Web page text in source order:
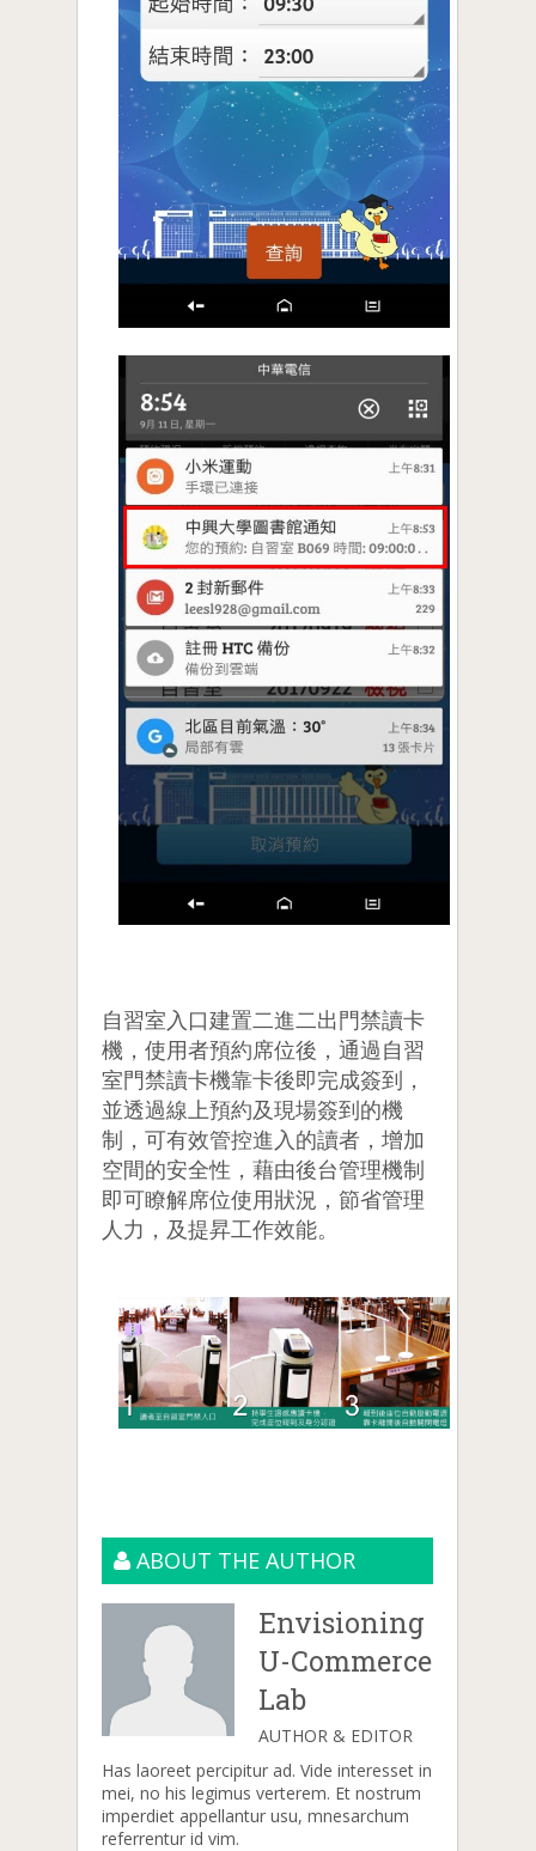
自習室入口建置二進二出門禁讀卡
機，使用者預約席位後，通過自習
室門禁讀卡機靠卡後即完成簽到，
並透過線上預約及現場簽到的機
制，可有效管控進入的讀者，增加
空間的安全性，藉由後台管理機制
即可瞭解席位使用狀況，節省管理
人力，及提昇工作效能。
ABOUT THE AUTHOR
Envisioning
U-Commerce
Lab
AUTHOR & EDITOR
Has laoreet percipitur ad. Vide interesset in
mei, no his legimus verterem. Et nostrum
imperdiet appellantur usu, mnesarchum
referrentur id vim.